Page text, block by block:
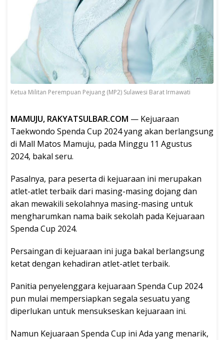
Ketua Militan Perempuan Pejuang (MP2) Sulawesi Barat Irmawati
MAMUJU, RAKYATSULBAR.COM — Kejuaraan
Taekwondo Spenda Cup 2024 yang akan berlangsung
di Mall Matos Mamuju, pada Minggu 11 Agustus
2024, bakal seru.
Pasalnya, para peserta di kejuaraan ini merupakan
atlet-atlet terbaik dari masing-masing dojang dan
akan mewakili sekolahnya masing-masing untuk
mengharumkan nama baik sekolah pada Kejuaraan
Spenda Cup 2024.
Persaingan di kejuaraan ini juga bakal berlangsung
ketat dengan kehadiran atlet-atlet terbaik.
Panitia penyelenggara kejuaraan Spenda Cup 2024
pun mulai mempersiapkan segala sesuatu yang
diperlukan untuk mensukseskan kejuaraan ini.
Namun Kejuaraan Spenda Cup ini Ada yang menarik,